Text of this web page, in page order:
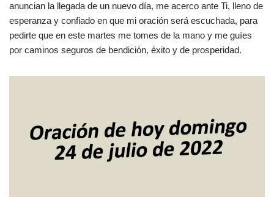
anuncian la llegada de un nuevo día, me acerco ante Ti, lleno de
esperanza y confiado en que mi oración será escuchada, para
pedirte que en este martes me tomes de la mano y me guíes
por caminos seguros de bendición, éxito y de prosperidad.